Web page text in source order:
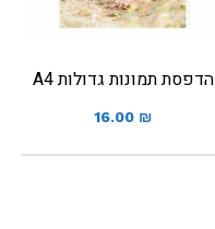
הדפסת תמונות גדולות A4
16.00 ₪